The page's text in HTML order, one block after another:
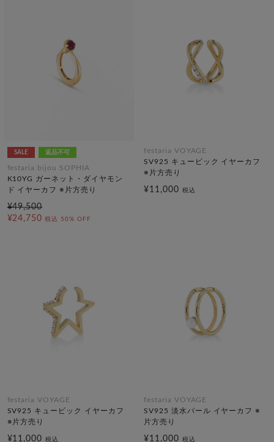
SALE 返品不可
festaria bijou SOPHIA
K10YG ガーネット・ダイヤモン
ド イヤーカフ ※片方売り
¥49,500
¥24,750 税込 50% OFF
festaria VOYAGE
SV925 キュービック イヤーカフ
※片方売り
¥11,000 税込
festaria VOYAGE
SV925 キュービック イヤーカフ
※片方売り
¥11,000税込
festaria VOYAGE
SV925 淡水パール イヤーカフ ※
片方売り
¥11,000 税込